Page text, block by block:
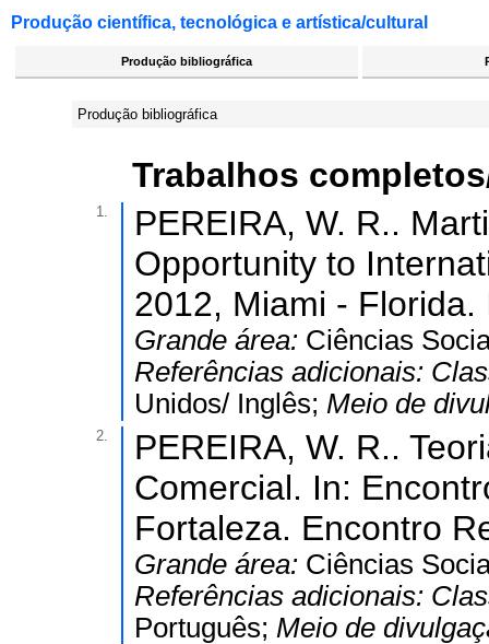
Produção científica, tecnológica e artística/cultural
Produção bibliográfica
Produção bibliográfica
Trabalhos
1.
PEREIRA, W. R..
Opportunity to
2012, Miami -
Grande área: Ciências
Referências adicionais:
Unidos/ Inglês; Meio de
2.
PEREIRA, W. R..
Comercial. In:
Fortaleza. Encontro
Grande área: Ciências
Referências adicionais:
Português; Meio de